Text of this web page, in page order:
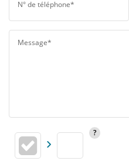
N° de téléphone*
Message*